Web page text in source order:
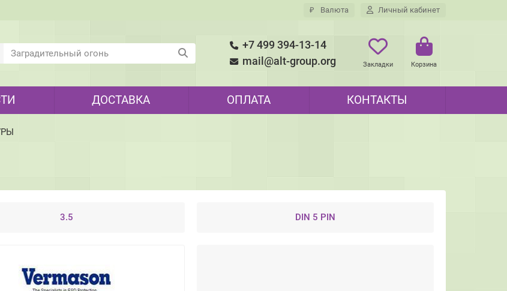
₽ Валюта Личный кабинет
+7 499 394-13-14
mail@alt-group.org
Закладки Корзина
ДОСТАВКА ОПЛАТА КОНТАКТЫ
3.5 DIN 5 PIN